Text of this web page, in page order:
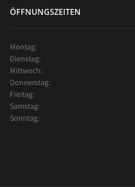
ÖFFNUNGSZEITEN
Montag:
Dienstag:
Mittwoch:
Donnerstag:
Freitag:
Samstag:
Sonntag: